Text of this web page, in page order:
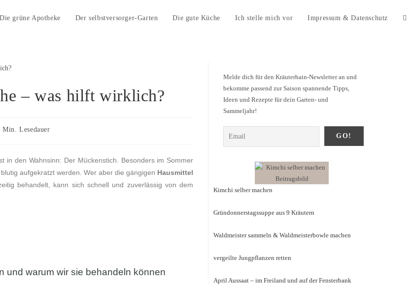
Die grüne Apotheke Der selbstversorger-Garten Die gute Küche Ich stelle mich vor Impressum & Datenschutz
– was hilft wirklich?
Min. Lesedauer
den Wahnsinn: Der Mückenstich. Besonders im Sommer
aufgekratzt werden. Wer aber die gängigen Hausmittel
behandelt, kann sich schnell und zuverlässig von dem
und warum wir sie behandeln können
Melde dich für den Kräuterhain-Newsletter an und
bekomme passend zur Saison spannende Tipps,
Ideen und Rezepte für dein Garten- und
Sammeljahr!
Kimchi selber machen
Gründonnerstagssuppe aus 9 Kräutern
Waldmeister sammeln & Waldmeisterbowle machen
vergeilte Jungpflanzen retten
April Aussaat – im Freiland und auf der Fensterbank